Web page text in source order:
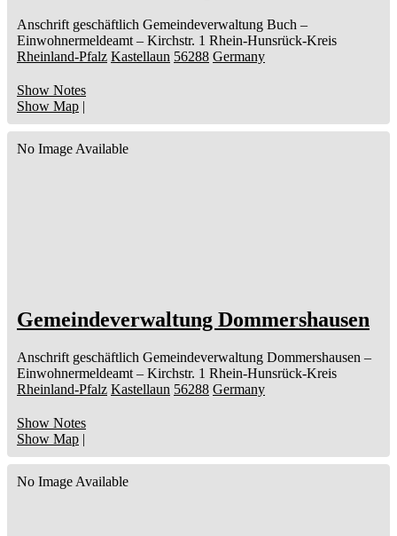
Anschrift geschäftlich Gemeindeverwaltung Buch –
Einwohnermeldeamt – Kirchstr. 1 Rhein-Hunsrück-Kreis
Rheinland-Pfalz Kastellaun 56288 Germany
Show Notes
Show Map |
No Image Available
Gemeindeverwaltung Dommershausen
Anschrift geschäftlich Gemeindeverwaltung Dommershausen –
Einwohnermeldeamt – Kirchstr. 1 Rhein-Hunsrück-Kreis
Rheinland-Pfalz Kastellaun 56288 Germany
Show Notes
Show Map |
No Image Available